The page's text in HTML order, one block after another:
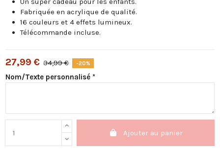
Fabriquée en acrylique de qualité.
16 couleurs et 4 effets lumineux.
Télécommande incluse.
27,99 € 34,99 € -20%
Nom/Texte personnalisé *
Ajouter au panier